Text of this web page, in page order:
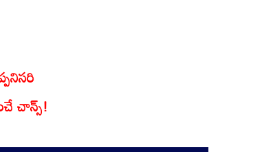
చాన్స్‌!